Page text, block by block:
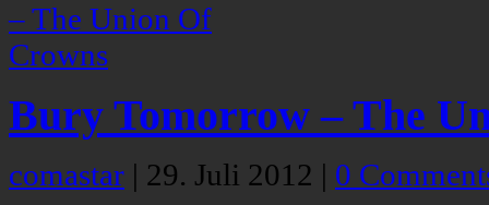
Bury Tomorrow – The
comastar | 29. Juli 2012 | 0